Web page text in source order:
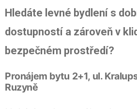
Hledáte levné bydlení s
dostupností a zároveň v
bezpečném prostředí?
Pronájem bytu 2+1, ul.
Ruzyně